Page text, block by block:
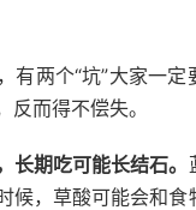
有两个“坑”大家一
而得不偿失。
长期吃可能长结石。
候，草酸可能会和食